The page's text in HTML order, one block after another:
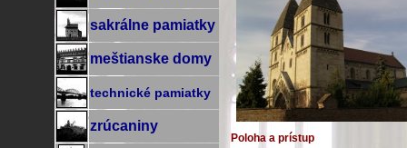
sakrálne pamiatky
meštianske domy
technické pamiatky
zrúcaniny
Poloha a prístup